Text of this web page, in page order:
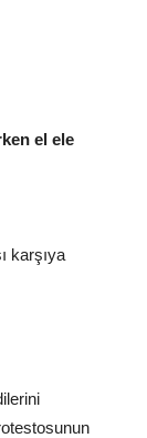
el ele
karşıya